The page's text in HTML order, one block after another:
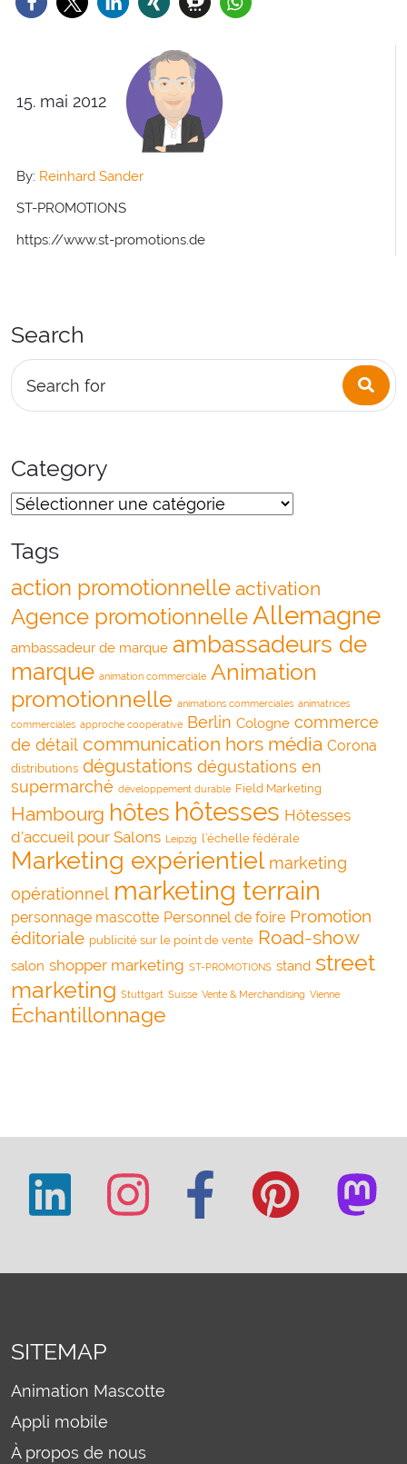
15. mai 2012
By: Reinhard Sander
ST-PROMOTIONS
https://www.st-promotions.de
Search
Search for
Category
Tags
action promotionnelle activation
Agence promotionnelleAllemagne
ambassadeur de marque ambassadeurs de
marque animation commerciale Animation
promotionnelle animations commerciales animatrices
commerciales approche coopérative Berlin Cologne commerce
de détail communication hors média Corona
distributions dégustations dégustations en
supermarché développement durable Field Marketing
Hambourg hôtes hôtesses Hôtesses
d'accueil pour Salons Leipzig l’échelle fédérale
Marketing expérientiel marketing
opérationnel marketing terrain
personnage mascotte Personnel de foire Promotion
éditoriale publicité sur le point de vente Road-show
salon shopper marketing ST-PROMOTIONS stand street
marketing Stuttgart Suisse Vente & Merchandising Vienne
Échantillonnage
SITEMAP
Animation Mascotte
Appli mobile
À propos de nous